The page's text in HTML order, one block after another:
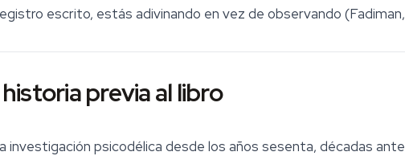
escrito, estás adivinando en vez de observando (Fadiman,
previa al libro
investigación psicodélica desde los años sesenta, décadas